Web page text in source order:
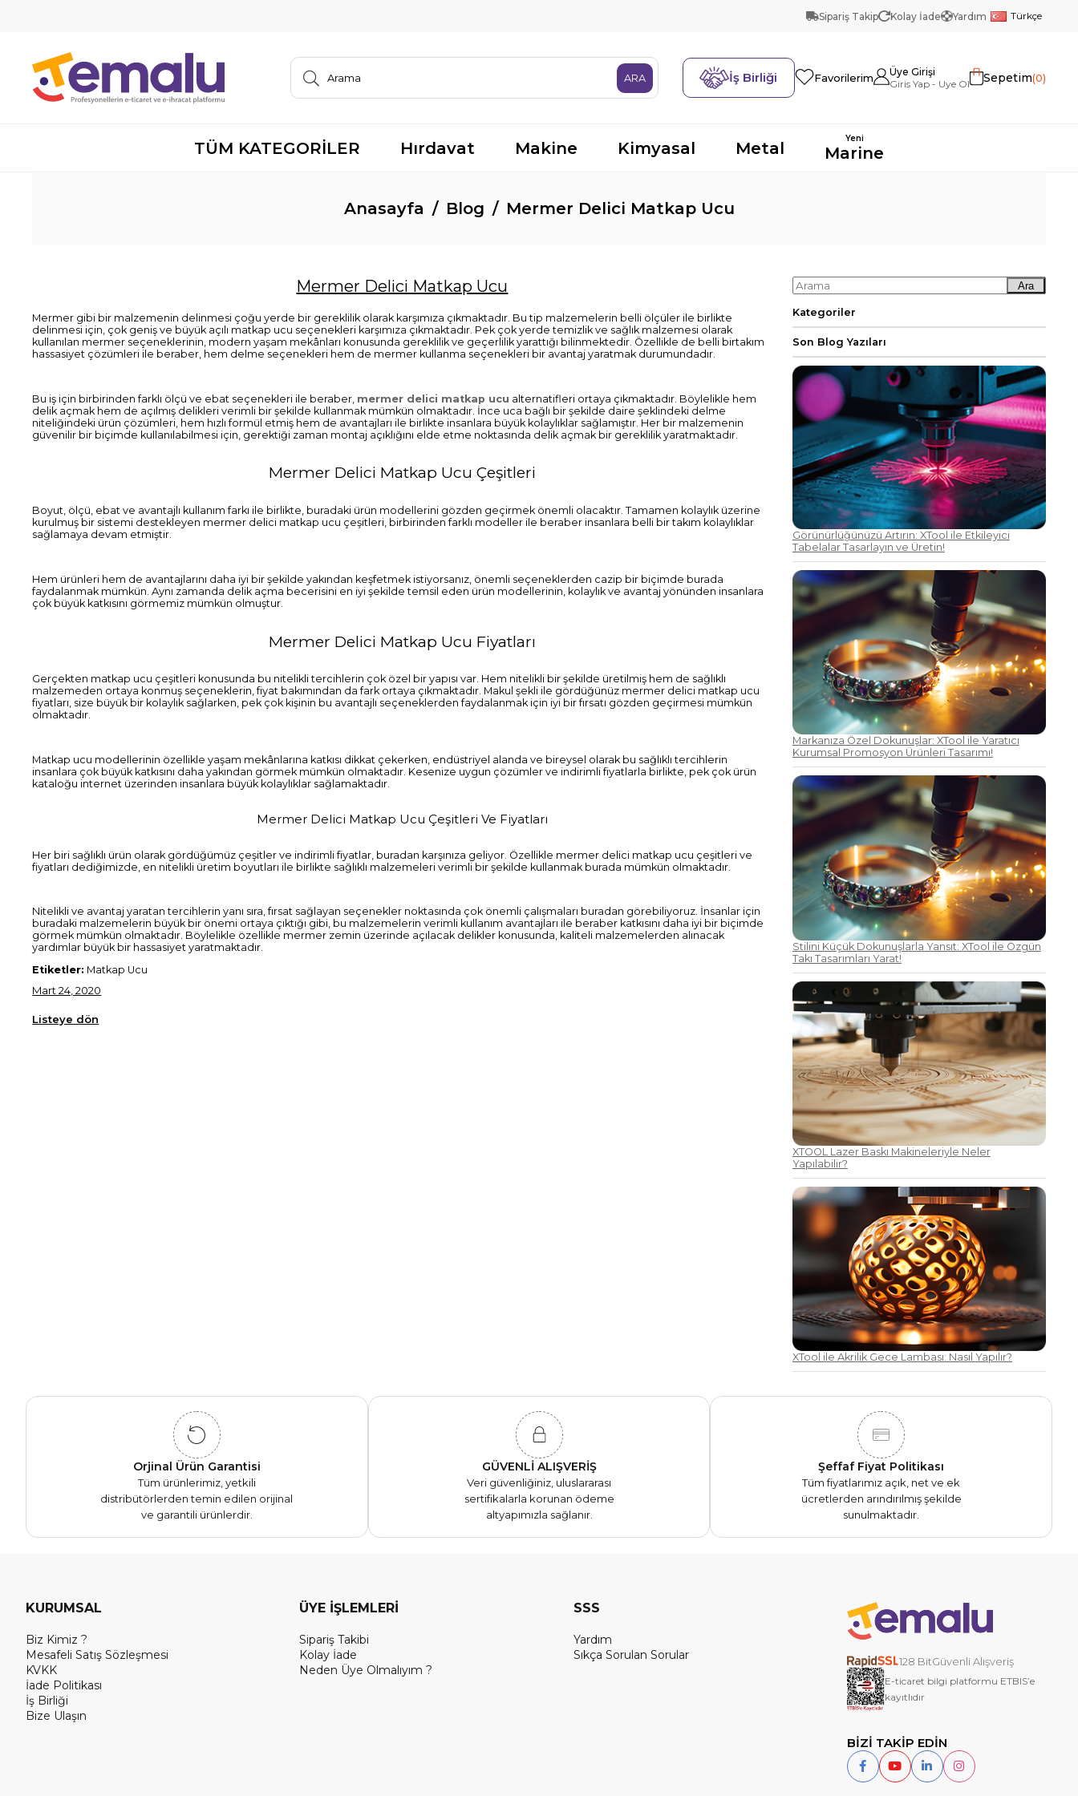
Sipariş Takip Kolay İade Yardım Türkçe
İş Birliği Favorilerim Üye Girişi Sepetim 0
TÜM KATEGORİLER Hırdavat Makine Kimyasal Metal Yeni
Marine
Anasayfa Blog Mermer Delici Matkap Ucu
Mermer Delici Matkap Ucu
Mermer gibi bir malzemenin delinmesi çoğu yerde bir gereklilik olarak karşımıza çıkmaktadır. Bu tip malzemelerin belli ölçüler ile birlikte
delinmesi için, çok geniş ve büyük açılı matkap ucu seçenekleri karşımıza çıkmaktadır. Pek çok yerde temizlik ve sağlık malzemesi olarak
kullanılan mermer seçeneklerinin, modern yaşam mekânları konusunda gereklilik ve geçerlilik yarattığı bilinmektedir. Özellikle de belli birtakım
hassasiyet çözümleri ile beraber, hem delme seçenekleri hem de mermer kullanma seçenekleri bir avantaj yaratmak durumundadır.
Bu iş için birbirinden farklı ölçü ve ebat seçenekleri ile beraber, mermer delici matkap ucu alternatifleri ortaya çıkmaktadır. Böylelikle hem
delik açmak hem de açılmış delikleri verimli bir şekilde kullanmak mümkün olmaktadır. İnce uca bağlı bir şekilde daire şeklindeki delme
niteliğindeki ürün çözümleri, hem hızlı formül etmiş hem de avantajları ile birlikte insanlara büyük kolaylıklar sağlamıştır. Her bir malzemenin
güvenilir bir biçimde kullanılabilmesi için, gerektiği zaman montaj açıklığını elde etme noktasında delik açmak bir gereklilik yaratmaktadır.
Mermer Delici Matkap Ucu Çeşitleri
Boyut, ölçü, ebat ve avantajlı kullanım farkı ile birlikte, buradaki ürün modellerini gözden geçirmek önemli olacaktır. Tamamen kolaylık üzerine
kurulmuş bir sistemi destekleyen mermer delici matkap ucu çeşitleri, birbirinden farklı modeller ile beraber insanlara belli bir takım kolaylıklar
sağlamaya devam etmiştir.
Hem ürünleri hem de avantajlarını daha iyi bir şekilde yakından keşfetmek istiyorsanız, önemli seçeneklerden cazip bir biçimde burada
faydalanmak mümkün. Aynı zamanda delik açma becerisini en iyi şekilde temsil eden ürün modellerinin, kolaylık ve avantaj yönünden insanlara
çok büyük katkısını görmemiz mümkün olmuştur.
Mermer Delici Matkap Ucu Fiyatları
Gerçekten matkap ucu çeşitleri konusunda bu nitelikli tercihlerin çok özel bir yapısı var. Hem nitelikli bir şekilde üretilmiş hem de sağlıklı
malzemeden ortaya konmuş seçeneklerin, fiyat bakımından da fark ortaya çıkmaktadır. Makul şekli ile gördüğünüz mermer delici matkap ucu
fiyatları, size büyük bir kolaylık sağlarken, pek çok kişinin bu avantajlı seçeneklerden faydalanmak için iyi bir fırsatı gözden geçirmesi mümkün
olmaktadır.
Matkap ucu modellerinin özellikle yaşam mekânlarına katkısı dikkat çekerken, endüstriyel alanda ve bireysel olarak bu sağlıklı tercihlerin
insanlara çok büyük katkısını daha yakından görmek mümkün olmaktadır. Kesenize uygun çözümler ve indirimli fiyatlarla birlikte, pek çok ürün
kataloğu internet üzerinden insanlara büyük kolaylıklar sağlamaktadır.
Mermer Delici Matkap Ucu Çeşitleri Ve Fiyatları
Her biri sağlıklı ürün olarak gördüğümüz çeşitler ve indirimli fiyatlar, buradan karşınıza geliyor. Özellikle mermer delici matkap ucu çeşitleri ve
fiyatları dediğimizde, en nitelikli üretim boyutları ile birlikte sağlıklı malzemeleri verimli bir şekilde kullanmak burada mümkün olmaktadır.
Nitelikli ve avantaj yaratan tercihlerin yanı sıra, fırsat sağlayan seçenekler noktasında çok önemli çalışmaları buradan görebiliyoruz. İnsanlar için
buradaki malzemelerin büyük bir önemi ortaya çıktığı gibi, bu malzemelerin verimli kullanım avantajları ile beraber katkısını daha iyi bir biçimde
görmek mümkün olmaktadır. Böylelikle özellikle mermer zemin üzerinde açılacak delikler konusunda, kaliteli malzemelerden alınacak
yardımlar büyük bir hassasiyet yaratmaktadır.
Etiketler: Matkap Ucu
Mart 24, 2020
Listeye dön
Ara
Kategoriler
Son Blog Yazıları
Görünürlüğünüzü Artırın: XTool ile Etkileyici
Tabelalar Tasarlayın ve Üretin!
Markanıza Özel Dokunuşlar: XTool ile Yaratıcı
Kurumsal Promosyon Ürünleri Tasarımı!
Stilini Küçük Dokunuşlarla Yansıt: XTool ile Özgün
Takı Tasarımları Yarat!
XTOOL Lazer Baskı Makineleriyle Neler
Yapılabilir?
XTool ile Akrilik Gece Lambası: Nasıl Yapılır?
Orjinal Ürün Garantisi
Tüm ürünlerimiz, yetkili
distribütörlerden temin edilen orijinal
ve garantili ürünlerdir.
GÜVENLİ ALIŞVERİŞ
Veri güvenliğiniz, uluslararası
sertifikalarla korunan ödeme
altyapımızla sağlanır.
Şeffaf Fiyat Politikası
Tüm fiyatlarımız açık, net ve ek
ücretlerden arındırılmış şekilde
sunulmaktadır.
KURUMSAL
Biz Kimiz ?
Mesafeli Satış Sözleşmesi
KVKK
İade Politikası
İş Birliği
Bize Ulaşın
ÜYE İŞLEMLERİ
Sipariş Takibi
Kolay İade
Neden Üye Olmalıyım ?
SSS
Yardım
Sıkça Sorulan Sorular
128 BitGüvenli Alışveriş
E-ticaret bilgi platformu ETBIS’e
kayıtlıdır
BİZİ TAKİP EDİN